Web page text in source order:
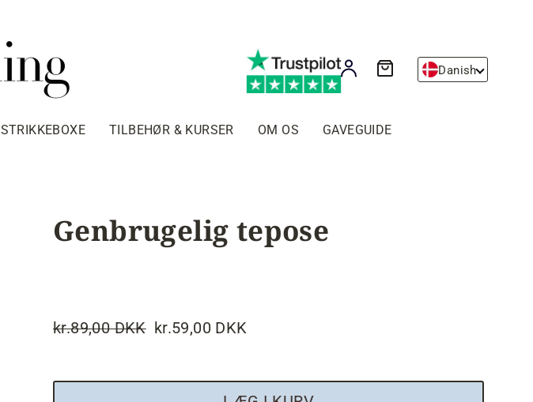
Log ind Danish
STRIKKEBOXE TILBEHØR & KURSER OM OS GAVEGUIDE
Genbrugelig tepose
Normalpris
kr.89,00 DKK
Tilbudspris kr.59,00 DKK